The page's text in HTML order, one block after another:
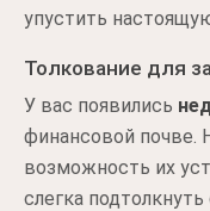
упустить
Толкование для
У вас появились
финансовой почве.
возможность их
слегка